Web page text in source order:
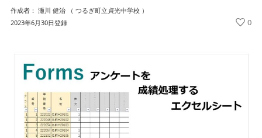
作成者： 瀬川 健治 （ つるぎ町立貞光中学校 ）
2023年6月30日登録
0